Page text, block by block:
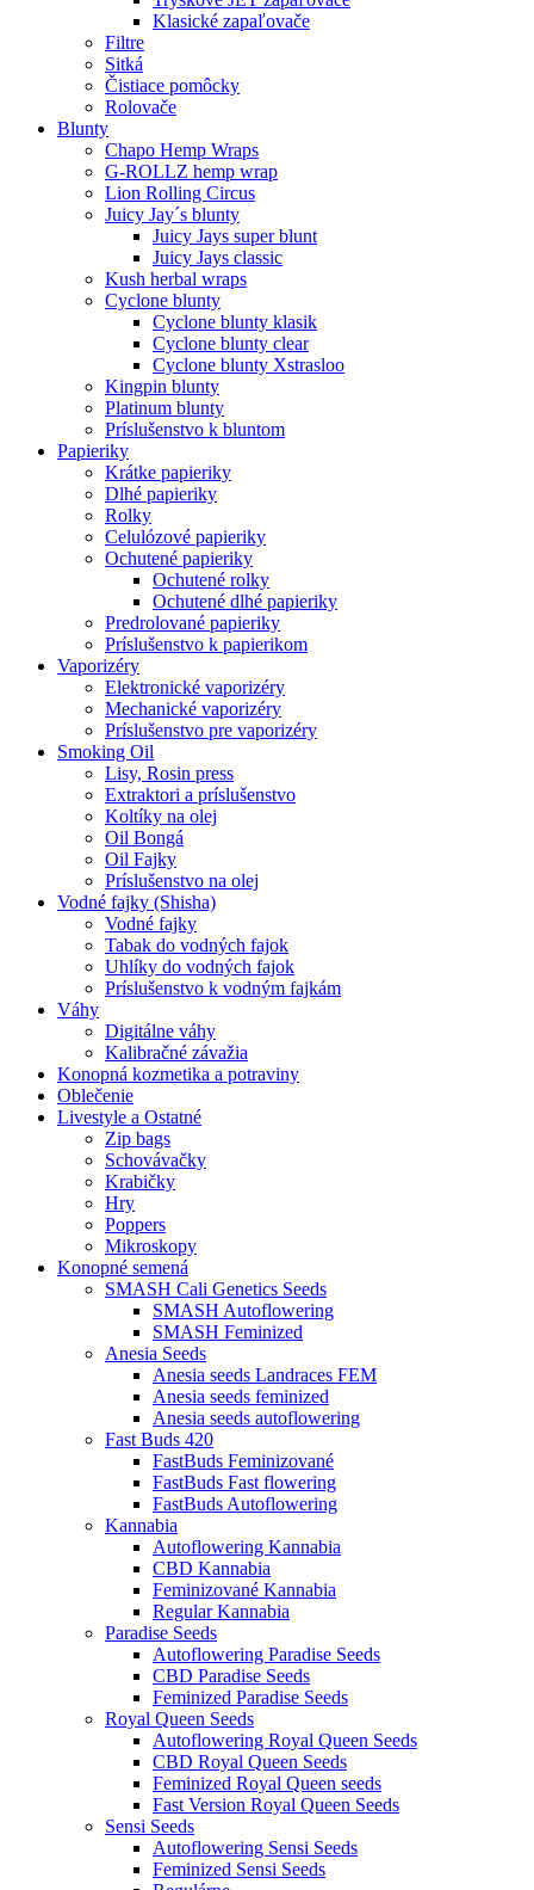
Klasické zapaľovače
Filtre
Sitká
Čistiace pomôcky
Rolovače
Blunty
Chapo Hemp Wraps
G-ROLLZ hemp wrap
Lion Rolling Circus
Juicy Jay´s blunty
Juicy Jays super blunt
Juicy Jays classic
Kush herbal wraps
Cyclone blunty
Cyclone blunty klasik
Cyclone blunty clear
Cyclone blunty Xstrasloo
Kingpin blunty
Platinum blunty
Príslušenstvo k bluntom
Papieriky
Krátke papieriky
Dlhé papieriky
Rolky
Celulózové papieriky
Ochutené papieriky
Ochutené rolky
Ochutené dlhé papieriky
Predrolované papieriky
Príslušenstvo k papierikom
Vaporizéry
Elektronické vaporizéry
Mechanické vaporizéry
Príslušenstvo pre vaporizéry
Smoking Oil
Lisy, Rosin press
Extraktori a príslušenstvo
Koltíky na olej
Oil Bongá
Oil Fajky
Príslušenstvo na olej
Vodné fajky (Shisha)
Vodné fajky
Tabak do vodných fajok
Uhlíky do vodných fajok
Príslušenstvo k vodným fajkám
Váhy
Digitálne váhy
Kalibračné závažia
Konopná kozmetika a potraviny
Oblečenie
Livestyle a Ostatné
Zip bags
Schovávačky
Krabičky
Hry
Poppers
Mikroskopy
Konopné semená
SMASH Cali Genetics Seeds
SMASH Autoflowering
SMASH Feminized
Anesia Seeds
Anesia seeds Landraces FEM
Anesia seeds feminized
Anesia seeds autoflowering
Fast Buds 420
FastBuds Feminizované
FastBuds Fast flowering
FastBuds Autoflowering
Kannabia
Autoflowering Kannabia
CBD Kannabia
Feminizované Kannabia
Regular Kannabia
Paradise Seeds
Autoflowering Paradise Seeds
CBD Paradise Seeds
Feminized Paradise Seeds
Royal Queen Seeds
Autoflowering Royal Queen Seeds
CBD Royal Queen Seeds
Feminized Royal Queen seeds
Fast Version Royal Queen Seeds
Sensi Seeds
Autoflowering Sensi Seeds
Feminized Sensi Seeds